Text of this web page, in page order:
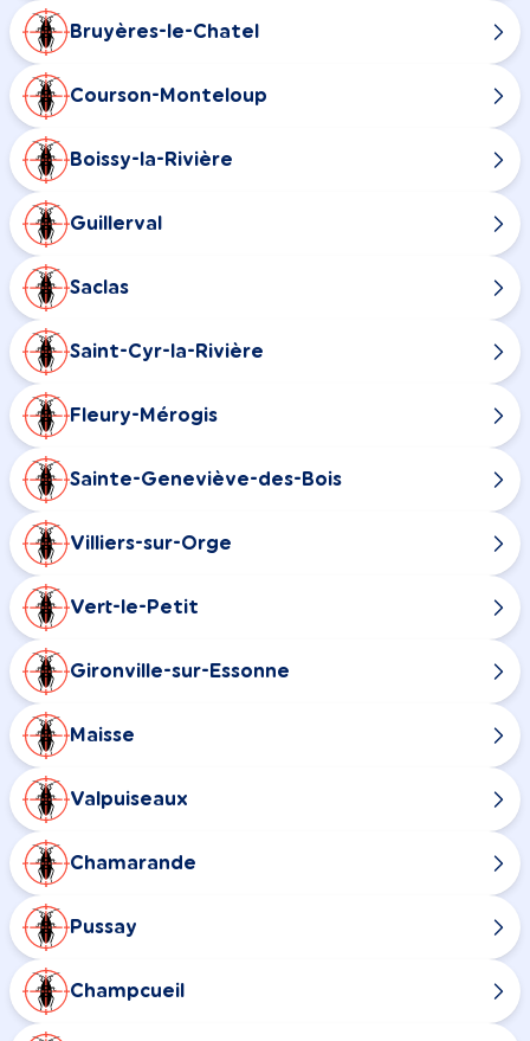
Bruyères-le-Chatel
Courson-Monteloup
Boissy-la-Rivière
Guillerval
Saclas
Saint-Cyr-la-Rivière
Fleury-Mérogis
Sainte-Geneviève-des-Bois
Villiers-sur-Orge
Vert-le-Petit
Gironville-sur-Essonne
Maisse
Valpuiseaux
Chamarande
Pussay
Champcueil